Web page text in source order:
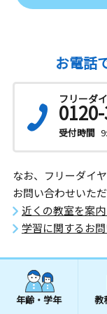
お電話
フリーダ
受付時間
なお、フリーダイ
お問い合わせいただ
近くの教室を案
学習に関するお
年齢・学年 教